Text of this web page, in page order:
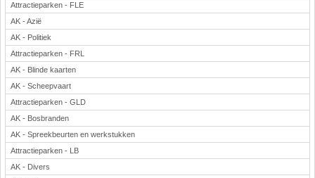
Attractieparken - FLE
AK - Azië
AK - Politiek
Attractieparken - FRL
AK - Blinde kaarten
AK - Scheepvaart
Attractieparken - GLD
AK - Bosbranden
AK - Spreekbeurten en werkstukken
Attractieparken - LB
AK - Divers